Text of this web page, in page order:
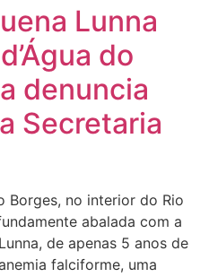
Lunna
do
denuncia
Secretaria
Borges, no interior do Rio
abalada com a
de apenas 5 anos de
falciforme, uma